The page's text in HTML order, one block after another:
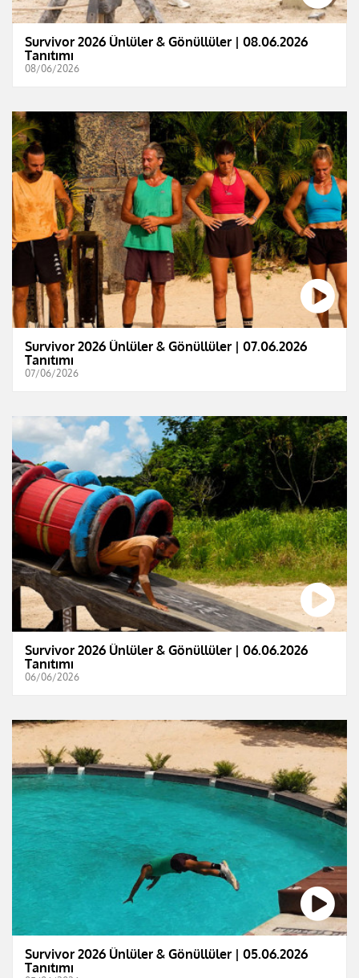
Survivor 2026 Ünlüler & Gönüllüler | 08.06.2026
Tanıtımı
08/06/2026
Survivor 2026 Ünlüler & Gönüllüler | 07.06.2026
Tanıtımı
07/06/2026
Survivor 2026 Ünlüler & Gönüllüler | 06.06.2026
Tanıtımı
06/06/2026
Survivor 2026 Ünlüler & Gönüllüler | 05.06.2026
Tanıtımı